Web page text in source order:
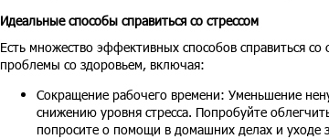
Идеальные способы справиться со стрессом
Есть множество эффективных способов справиться
проблемы со здоровьем, включая:
Сокращение рабочего времени: Уменьшение
снижению уровня стресса. Попробуйте
попросите о помощи в домашних делах и уходе